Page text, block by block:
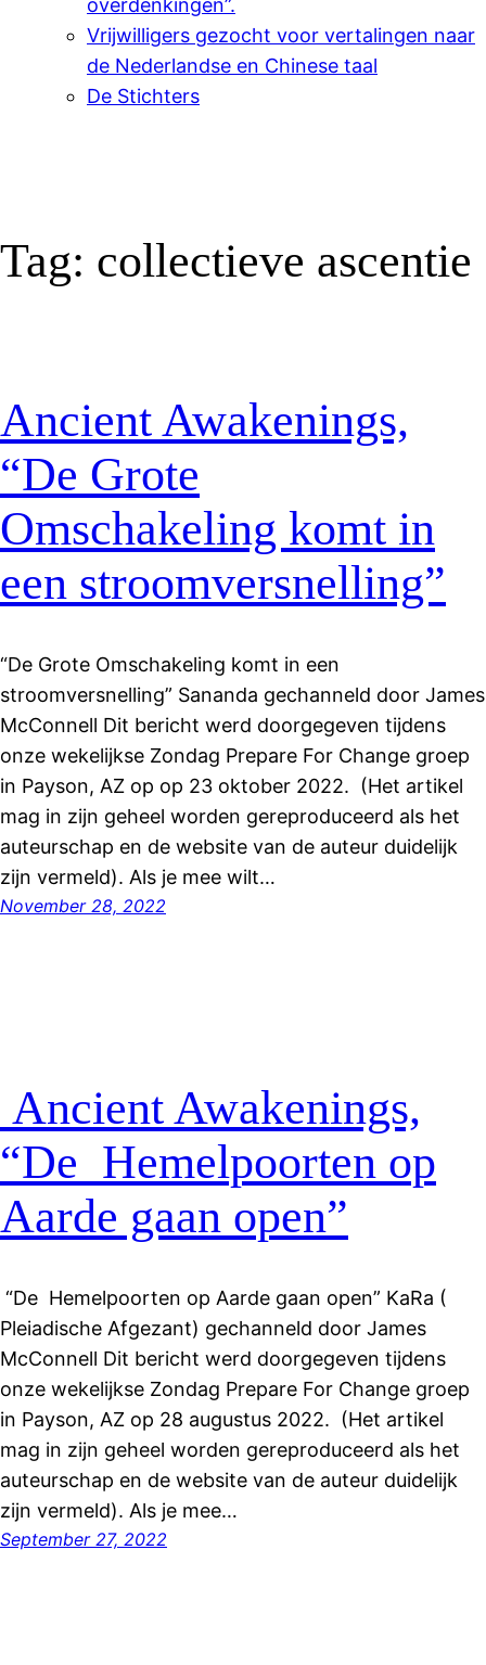
overdenkingen”.
Vrijwilligers gezocht voor vertalingen naar
de Nederlandse en Chinese taal
De Stichters
Tag: collectieve ascentie
Ancient Awakenings,
“De Grote
Omschakeling komt in
een stroomversnelling”
“De Grote Omschakeling komt in een
stroomversnelling” Sananda gechanneld door James
McConnell Dit bericht werd doorgegeven tijdens
onze wekelijkse Zondag Prepare For Change groep
in Payson, AZ op op 23 oktober 2022. (Het artikel
mag in zijn geheel worden gereproduceerd als het
auteurschap en de website van de auteur duidelijk
zijn vermeld). Als je mee wilt…
November 28, 2022
Ancient Awakenings,
“De Hemelpoorten op
Aarde gaan open”
“De Hemelpoorten op Aarde gaan open” KaRa (
Pleiadische Afgezant) gechanneld door James
McConnell Dit bericht werd doorgegeven tijdens
onze wekelijkse Zondag Prepare For Change groep
in Payson, AZ op 28 augustus 2022. (Het artikel
mag in zijn geheel worden gereproduceerd als het
auteurschap en de website van de auteur duidelijk
zijn vermeld). Als je mee…
September 27, 2022